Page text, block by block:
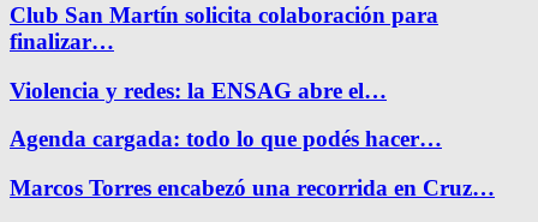
Club San Martín solicita colaboración para
finalizar…
Violencia y redes: la ENSAG abre el…
Agenda cargada: todo lo que podés hacer…
Marcos Torres encabezó una recorrida en Cruz…